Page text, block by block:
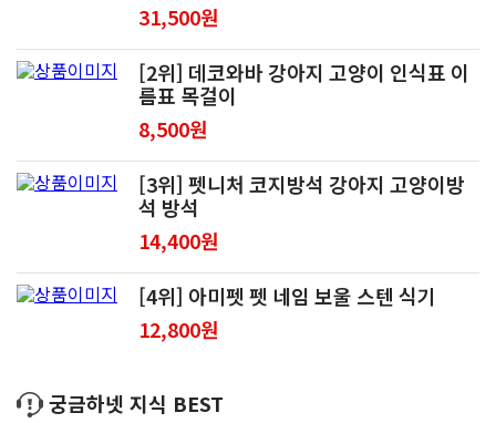
31,500원
[2위] 데코와바 강아지 고양이 인식표 이
름표 목걸이
8,500원
[3위] 펫니처 코지방석 강아지 고양이방
석 방석
14,400원
[4위] 아미펫 펫 네임 보울 스텐 식기
12,800원
궁금하넷 지식 BEST